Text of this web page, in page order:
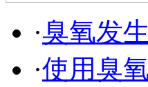
·臭氧发
·使用臭